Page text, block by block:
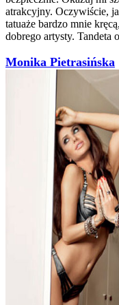
atrakcyjny. Oczywiście,
tatuaże bardzo mnie
dobrego artysty. Tandeta
Monika Pietrasińska